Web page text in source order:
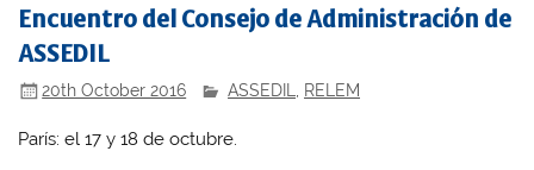
Encuentro del Consejo de Administración de
ASSEDIL
20th October 2016 ASSEDIL RELEM
París: el 17 y 18 de octubre.